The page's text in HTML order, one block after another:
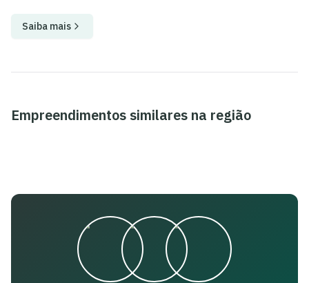
Saiba mais
Empreendimentos similares na região